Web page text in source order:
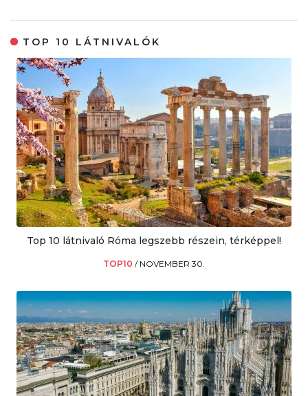
TOP 10 LÁTNIVALÓK
Top 10 látnivaló Róma legszebb részein, térképpel!
TOP10 / NOVEMBER 30.